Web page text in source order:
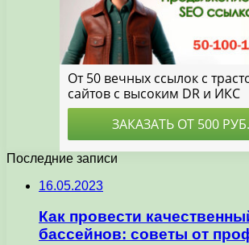
Последние записи
16.05.2023
Как провести
бассейнов: советы от